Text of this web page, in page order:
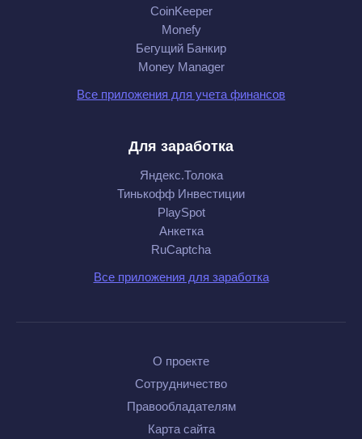
CoinKeeper
Monefy
Бегущий Банкир
Money Manager
Все приложения для учета финансов
Для заработка
Яндекс.Толока
Тинькофф Инвестиции
PlaySpot
Анкетка
RuCaptcha
Все приложения для заработка
О проекте
Сотрудничество
Правообладателям
Карта сайта